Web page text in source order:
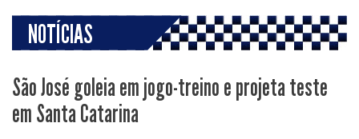
NOTÍCIAS
São José goleia em jogo-treino e projeta teste
em Santa Catarina